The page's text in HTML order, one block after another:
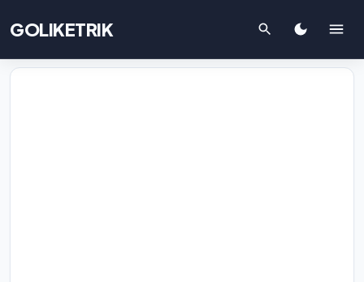
GOLIKETRIK